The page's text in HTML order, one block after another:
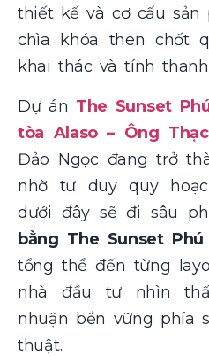
thiết kế và cơ cấu
chìa khóa then chốt
khai thác và tính
Dự án The Sunset
tòa Alaso – Ông
Đảo Ngọc đang trở
nhờ tư duy quy
dưới đây sẽ đi sâu
bằng The Sunset
tổng thể đến từng
nhà đầu tư nhìn
nhuận bền vững phía
thuật.